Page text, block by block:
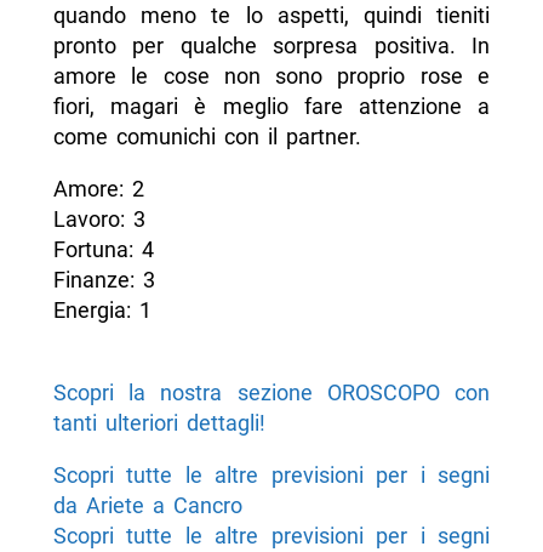
quando meno te lo aspetti, quindi tieniti
pronto per qualche sorpresa positiva. In
amore le cose non sono proprio rose e
fiori, magari è meglio fare attenzione a
come comunichi con il partner.
Amore: 2
Lavoro: 3
Fortuna: 4
Finanze: 3
Energia: 1
Scopri la nostra sezione OROSCOPO con
tanti ulteriori dettagli!
Scopri tutte le altre previsioni per i segni
da Ariete a Cancro
Scopri tutte le altre previsioni per i segni